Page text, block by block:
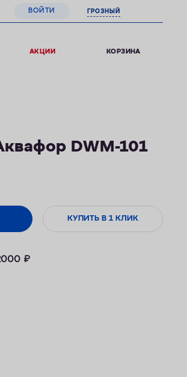
ВОЙТИ ГРОЗНЫЙ
АКЦИИ КОРЗИНА
DWM-101
КУПИТЬ В 1 КЛИК
₽